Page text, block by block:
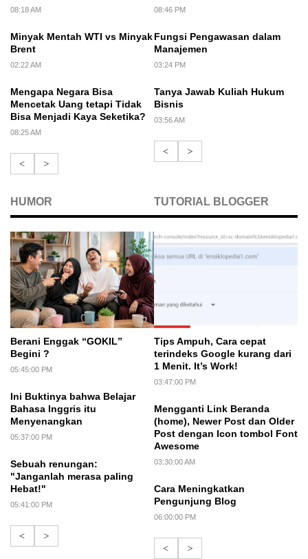
08:18 AM
Minyak Mentah WTI vs Minyak
Brent
02:22 AM
Mengapa Negara Bisa
Mencetak Uang tetapi Tidak
Bisa Menjadi Kaya Seketika?
08:25 AM
< >
08:46 PM
Fungsi Pengawasan dalam
Manajemen
03:24 PM
Tanya Jawab Kuliah Hukum
Bisnis
03:56 AM
< >
HUMOR
Berani Enggak “GOKIL”
Begini ?
05:45:00 PM
Ini Buktinya bahwa Belajar
Bahasa Inggris itu
Menyenangkan
05:37:00 PM
Sebuah renungan:
"Janganlah merasa paling
Hebat!"
05:41:00 PM
< >
TUTORIAL BLOGGER
Tips Ampuh, Cara cepat
terindeks Google kurang dari
1 Menit. It’s Work!
03:47:00 PM
Mengganti Link Beranda
(home), Newer Post dan Older
Post dengan Icon tombol Font
Awesome
03:30:00 AM
Cara Meningkatkan
Pengunjung Blog
06:00:00 PM
< >